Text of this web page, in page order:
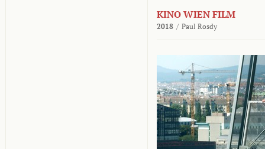
KINO WIEN FILM
2018 / Paul Rosdy